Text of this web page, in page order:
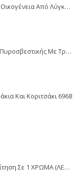
Playmobil Εικονολήπτης Και Οικογένεια Από Λύγκες 5561
Playmobil City Action Όχημα Πυροσβεστικής Με Τροχαλία Ρυμούλκησης 9466
Και Κοριτσάκι 6968
Λούτρινο Αρκουδάκι Αποφοίτηση Σε 1 ΧΡΩΜΑ (ΛΕΥΚΟ)25Εκ 1850